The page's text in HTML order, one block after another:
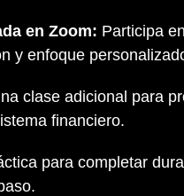
en Zoom: Participa
y enfoque
clase adicional para
financiero.
para completar